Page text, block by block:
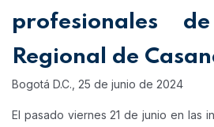
profesionales
Regional de
Bogotá D.C., 25 de junio de 2024
El pasado viernes 21 de junio en las